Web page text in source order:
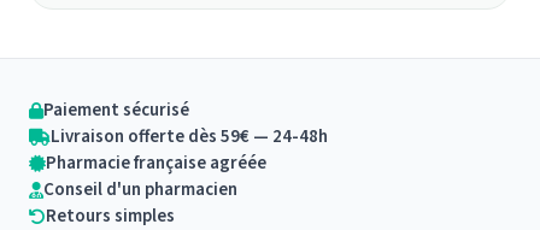
Paiement sécurisé
Livraison offerte dès 59€ — 24-48h
Pharmacie française agréée
Conseil d'un pharmacien
Retours simples